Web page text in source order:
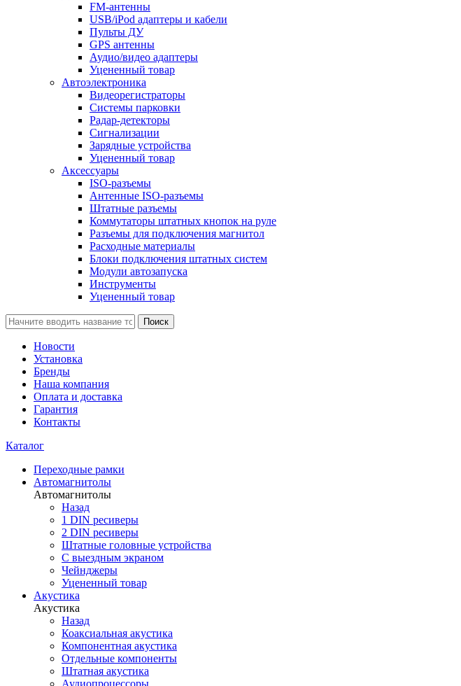
FM-антенны
USB/iPod адаптеры и кабели
Пульты ДУ
GPS антенны
Аудио/видео адаптеры
Уцененный товар
Автоэлектроника
Видеорегистраторы
Системы парковки
Радар-детекторы
Сигнализации
Зарядные устройства
Уцененный товар
Аксессуары
ISO-разъемы
Антенные ISO-разъемы
Штатные разъемы
Коммутаторы штатных кнопок на руле
Разъемы для подключения магнитол
Расходные материалы
Блоки подключения штатных систем
Модули автозапуска
Инструменты
Уцененный товар
Поиск
Новости
Установка
Бренды
Наша компания
Оплата и доставка
Гарантия
Контакты
Каталог
Переходные рамки
Автомагнитолы
Автомагнитолы
Назад
1 DIN ресиверы
2 DIN ресиверы
Штатные головные устройства
С выездным экраном
Чейнджеры
Уцененный товар
Акустика
Акустика
Назад
Коаксиальная акустика
Компонентная акустика
Отдельные компоненты
Штатная акустика
Аудиопроцессоры